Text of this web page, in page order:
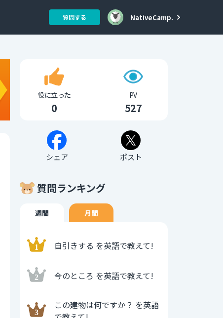
質問する NativeCamp.
役に立った
0
PV
527
シェア ポスト
質問ランキング
週間 月間
自引きする を英語で教えて!
今のところ を英語で教えて!
この建物は何ですか？ を英語